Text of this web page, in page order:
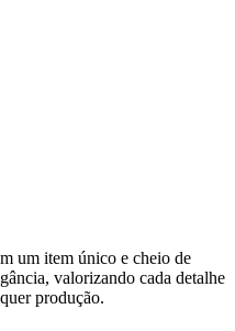
um item único e cheio de
valorizando cada detalhe
produção.